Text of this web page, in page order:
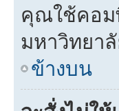
คุณใช้คอม
มหาวิทยา
ข้างบน